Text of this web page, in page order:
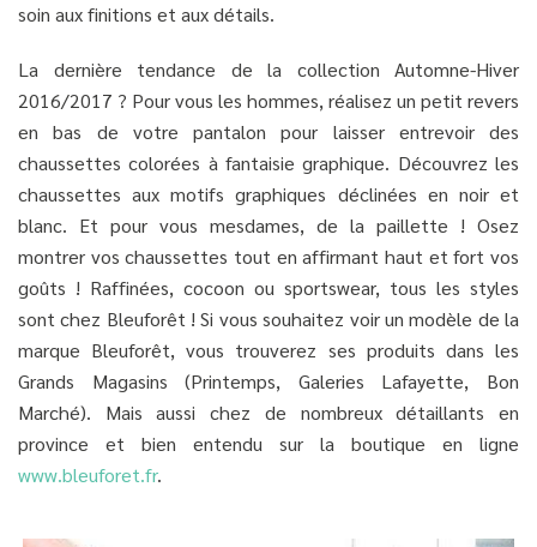
soin aux finitions et aux détails.
La dernière tendance de la collection Automne-Hiver
2016/2017 ? Pour vous les hommes, réalisez un petit revers
en bas de votre pantalon pour laisser entrevoir des
chaussettes colorées à fantaisie graphique. Découvrez les
chaussettes aux motifs graphiques déclinées en noir et
blanc. Et pour vous mesdames, de la paillette ! Osez
montrer vos chaussettes tout en affirmant haut et fort vos
goûts ! Raffinées, cocoon ou sportswear, tous les styles
sont chez Bleuforêt ! Si vous souhaitez voir un modèle de la
marque Bleuforêt, vous trouverez ses produits dans les
Grands Magasins (Printemps, Galeries Lafayette, Bon
Marché). Mais aussi chez de nombreux détaillants en
province et bien entendu sur la boutique en ligne
www.bleuforet.fr.